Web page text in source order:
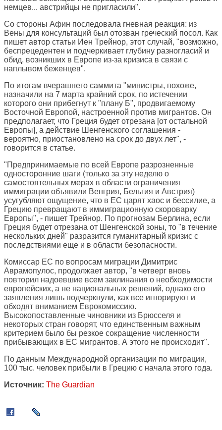
немцев... австрийцы не пригласили".
Со стороны Афин последовала гневная реакция: из
Вены для консультаций был отозван греческий посол. Как
пишет автор статьи Иен Трейнор, этот случай, "возможно,
беспрецедентен и подчеркивает глубину разногласий и
обид, возникших в Европе из-за кризиса в связи с
наплывом беженцев".
По итогам вчерашнего саммита "министры, похоже,
назначили на 7 марта крайний срок, по истечении
которого они прибегнут к "плану Б", продвигаемому
Восточной Европой, настроенной против мигрантов. Он
предполагает, что Греция будет отрезана [от остальной
Европы], а действие Шенгенского соглашения -
вероятно, приостановлено на срок до двух лет", -
говорится в статье.
"Предпринимаемые по всей Европе разрозненные
односторонние шаги (только за эту неделю о
самостоятельных мерах в области ограничения
иммиграции объявили Венгрия, Бельгия и Австрия)
усугубляют ощущение, что в ЕС царят хаос и бессилие, а
Грецию превращают в иммиграционную скороварку
Европы", - пишет Трейнор. По прогнозам Берлина, если
Греция будет отрезана от Шенгенской зоны, то "в течение
нескольких дней" разразится гуманитарный кризис с
последствиями еще и в области безопасности.
Комиссар ЕС по вопросам миграции Димитрис
Аврамопулос, продолжает автор, "в четверг вновь
повторил надоевшие всем заклинания о необходимости
европейских, а не национальных решений, однако его
заявления лишь подчеркнули, как все игнорируют и
обходят вниманием Еврокомиссию.
Высокопоставленные чиновники из Брюсселя и
некоторых стран говорят, что единственным важным
критерием было бы резкое сокращение численности
прибывающих в ЕС мигрантов. А этого не происходит".
По данным Международной организации по миграции,
100 тыс. человек прибыли в Грецию с начала этого года.
Источник: The Guardian